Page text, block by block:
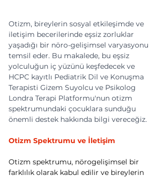
Otizm, bireylerin sosyal etkileşimde ve
iletişim becerilerinde eşsiz zorluklar
yaşadığı bir nöro-gelişimsel varyasyonu
temsil eder. Bu makalede, bu eşsiz
yolculuğun iç yüzünü keşfedecek ve
HCPC kayıtlı Pediatrik Dil ve Konuşma
Terapisti Gizem Suyolcu ve Psikolog
Londra Terapi Platformu'nun otizm
spektrumundaki çocuklara sunduğu
önemli destek hakkında bilgi vereceğiz.
Otizm Spektrumu ve İletişim
Otizm spektrumu, nörogelişimsel bir
farklılık olarak kabul edilir ve bireylerin